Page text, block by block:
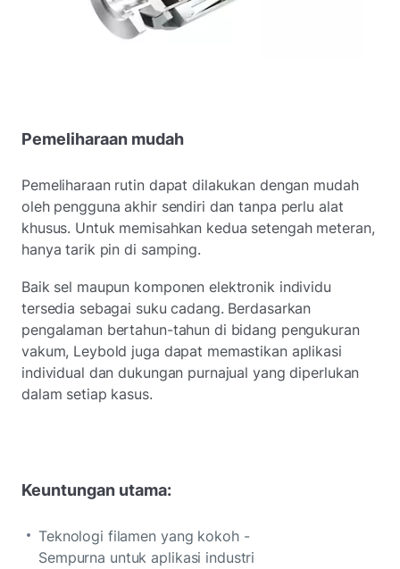
Pemeliharaan mudah
Pemeliharaan rutin dapat dilakukan dengan mudah
oleh pengguna akhir sendiri dan tanpa perlu alat
khusus. Untuk memisahkan kedua setengah meteran,
hanya tarik pin di samping.
Baik sel maupun komponen elektronik individu
tersedia sebagai suku cadang. Berdasarkan
pengalaman bertahun-tahun di bidang pengukuran
vakum, Leybold juga dapat memastikan aplikasi
individual dan dukungan purnajual yang diperlukan
dalam setiap kasus.
Keuntungan utama:
Teknologi filamen yang kokoh -
Sempurna untuk aplikasi industri